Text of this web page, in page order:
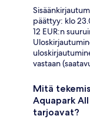
päättyy: klo
12 EUR:n
vastaan
Mitä
Aquapark
tarjoavat?